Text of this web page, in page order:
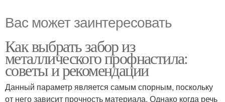
Вас может заинтересовать
Как выбрать забор из
металлического профнастила:
советы и рекомендации
Данный параметр является самым спорным, поскольку
от него зависит прочность материала. Однако когда речь